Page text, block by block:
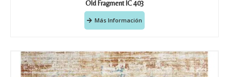
Old Fragment IC 403
Más Información